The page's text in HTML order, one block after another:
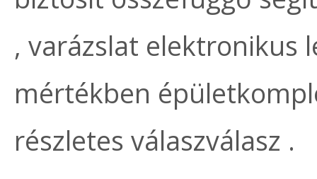
, varázslat elektronikus
mértékben
részletes válaszválasz .